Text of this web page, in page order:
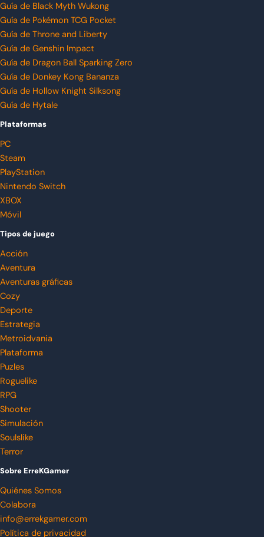
Guía de Black Myth Wukong
Guía de Pokémon TCG Pocket
Guía de Throne and Liberty
Guía de Genshin Impact
Guía de Dragon Ball Sparking Zero
Guía de Donkey Kong Bananza
Guía de Hollow Knight Silksong
Guía de Hytale
Plataformas
PC
Steam
PlayStation
Nintendo Switch
XBOX
Móvil
Tipos de juego
Acción
Aventura
Aventuras gráficas
Cozy
Deporte
Estrategia
Metroidvania
Plataforma
Puzles
Roguelike
RPG
Shooter
Simulación
Soulslike
Terror
Sobre ErreKGamer
Quiénes Somos
Colabora
info@errekgamer.com
Política de privacidad